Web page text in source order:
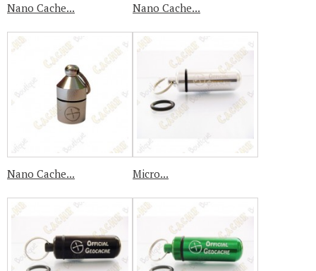
Nano Cache... Nano Cache...
Nano Cache... Micro...